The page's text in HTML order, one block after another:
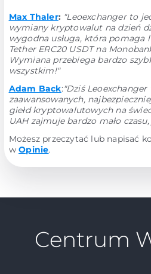
Max Thaler: "Leoexchanger to
wymiany kryptowalut na dzień
wygodna usługa, która pomaga
Tether ERC20 USDT na
Wymiana przebiega bardzo
wszystkim!"
Adam Back:"Dziś
zaawansowanych,
giełd kryptowalutowych na
UAH zajmuje bardzo mało
Możesz przeczytać lub napisać
wOpinie.
Centrum